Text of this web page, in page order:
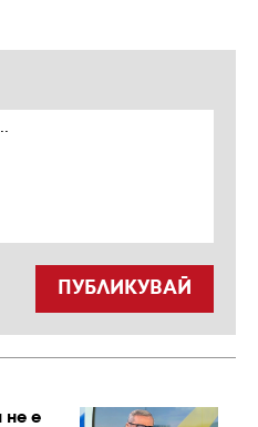
ПУБЛИКУВАЙ
е